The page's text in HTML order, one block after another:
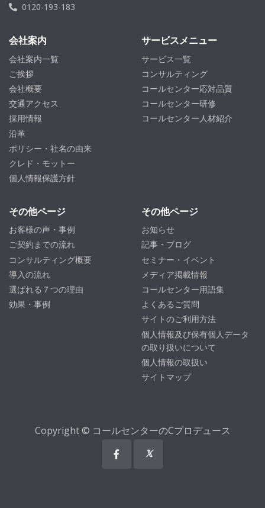
0120-193-183
会社案内
会社案内一覧
ご挨拶
会社概要
交通アクセス
採用情報
沿革
ポリシー・社名の由来
クレド・モットー
個人情報保護方針
サービスメニュー
サービス一覧
コンサルティング
コールセンター応対品質
コールセンター研修
コールセンター人材紹介
その他ページ
お客様の声・事例
ご契約までの流れ
コンサルティング概要
導入の流れ
選ばれる７つの理由
効果・事例
その他ページ
お知らせ
記事・ブログ
セミナー・イベント
メディア掲載情報
コールセンター用語集
よくあるご質問
サイトのご利用方法
個人情報及び保有個人データ
の取り扱いについて
個人情報の取扱い
サイトマップ
Copyright © コールセンターのCプロデュース